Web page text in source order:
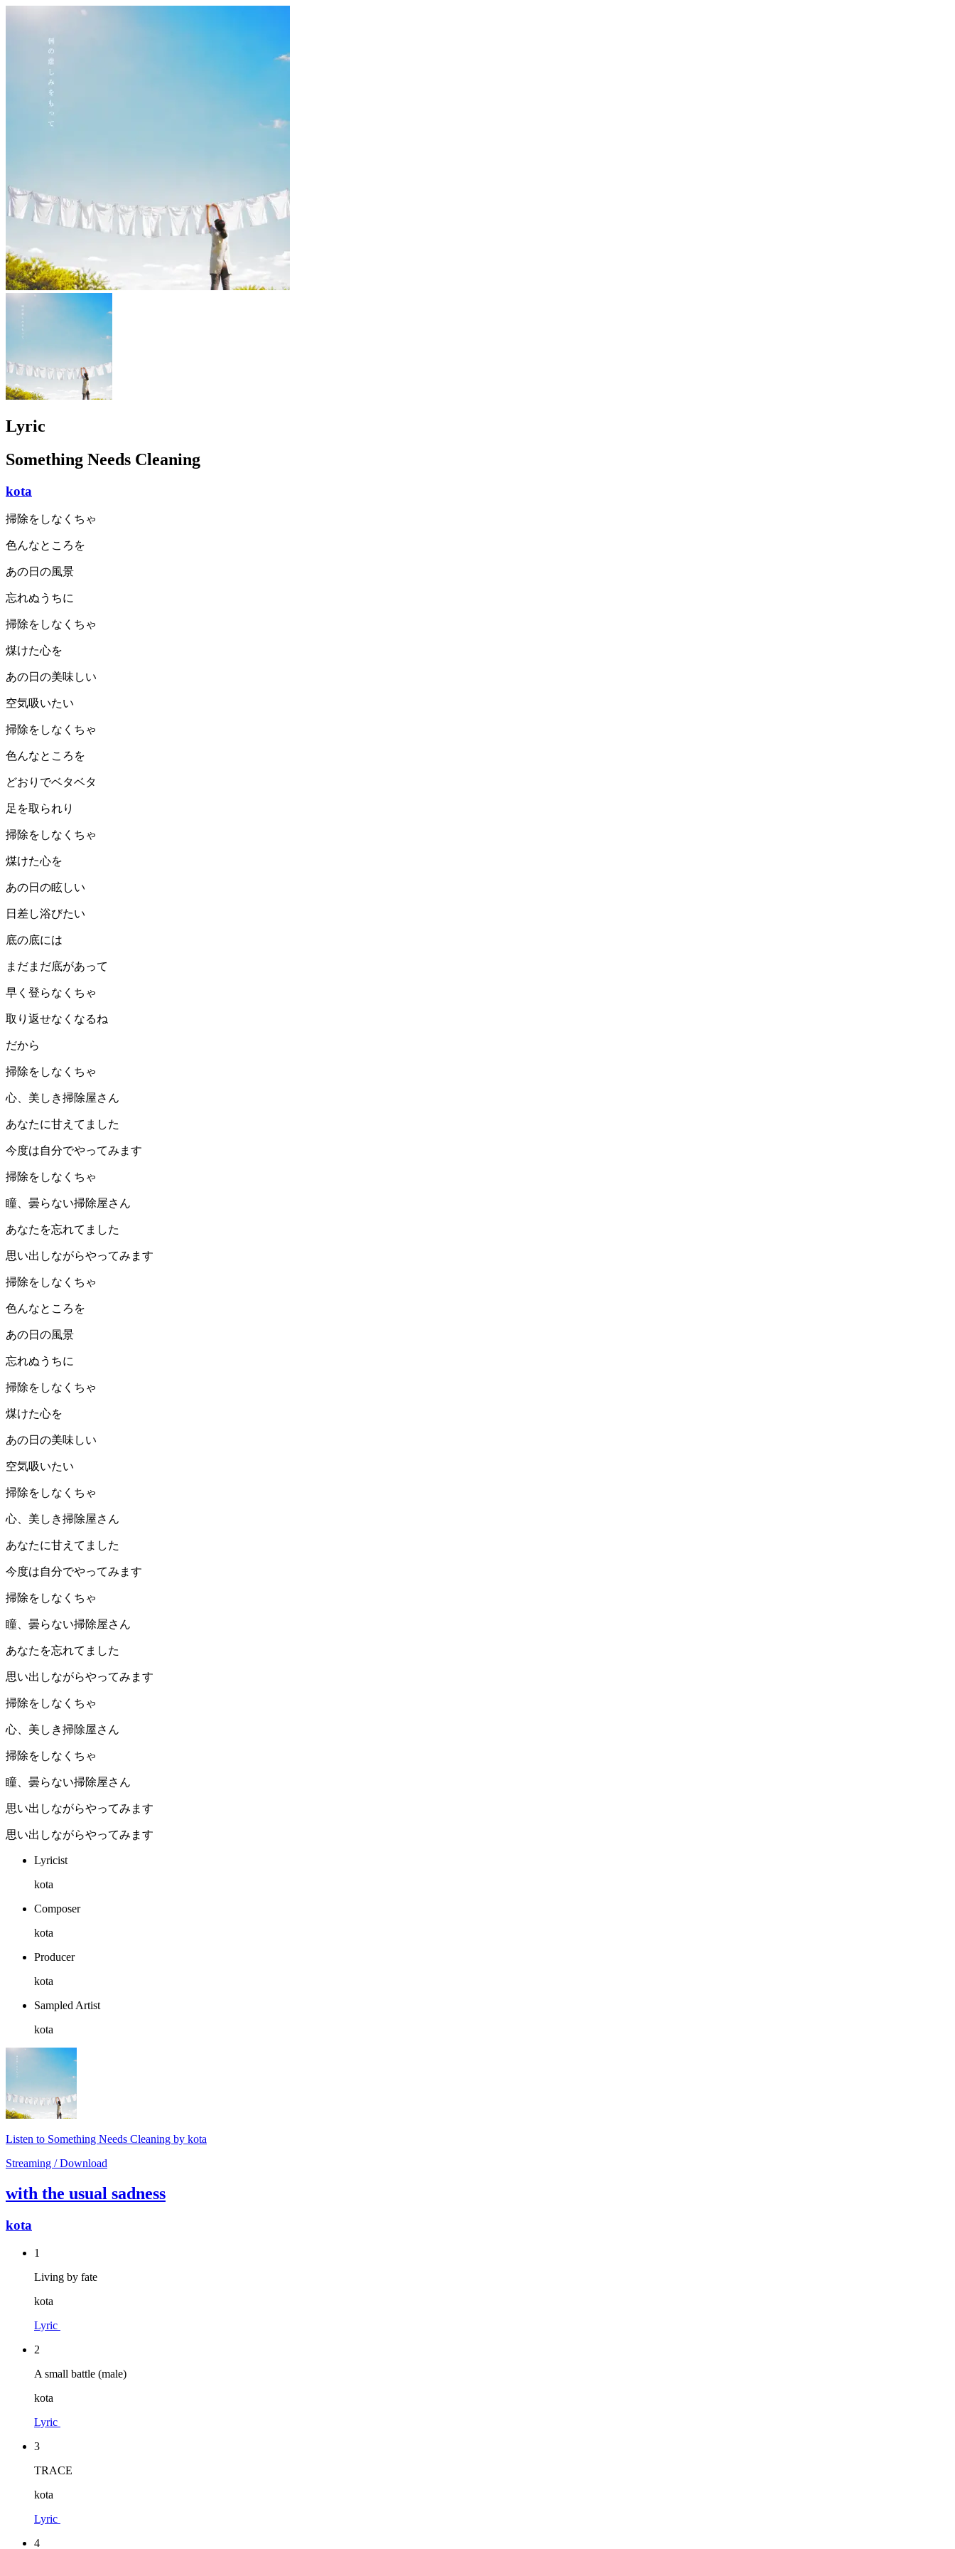
Lyric
Something Needs Cleaning
kota
掃除をしなくちゃ
色んなところを
あの日の風景
忘れぬうちに
掃除をしなくちゃ
煤けた心を
あの日の美味しい
空気吸いたい
掃除をしなくちゃ
色んなところを
どおりでベタベタ
足を取られり
掃除をしなくちゃ
煤けた心を
あの日の眩しい
日差し浴びたい
底の底には
まだまだ底があって
早く登らなくちゃ
取り返せなくなるね
だから
掃除をしなくちゃ
心、美しき掃除屋さん
あなたに甘えてました
今度は自分でやってみます
掃除をしなくちゃ
瞳、曇らない掃除屋さん
あなたを忘れてました
思い出しながらやってみます
掃除をしなくちゃ
色んなところを
あの日の風景
忘れぬうちに
掃除をしなくちゃ
煤けた心を
あの日の美味しい
空気吸いたい
掃除をしなくちゃ
心、美しき掃除屋さん
あなたに甘えてました
今度は自分でやってみます
掃除をしなくちゃ
瞳、曇らない掃除屋さん
あなたを忘れてました
思い出しながらやってみます
掃除をしなくちゃ
心、美しき掃除屋さん
掃除をしなくちゃ
瞳、曇らない掃除屋さん
思い出しながらやってみます
思い出しながらやってみます
Lyricist
kota
Composer
kota
Producer
kota
Sampled Artist
kota
Listen to Something Needs Cleaning by kota
Streaming / Download
with the usual sadness
kota
1
Living by fate
kota
Lyric
2
A small battle (male)
kota
Lyric
3
TRACE
kota
Lyric
4